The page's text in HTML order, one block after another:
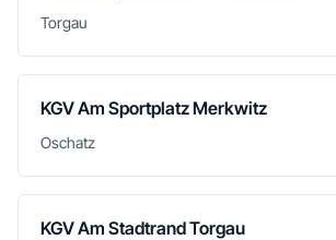
Torgau
KGV Am Sportplatz Merkwitz
Oschatz
KGV Am Stadtrand Torgau